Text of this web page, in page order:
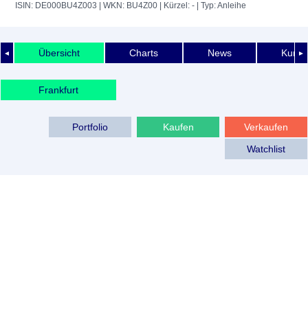
ISIN: DE000BU4Z003 | WKN: BU4Z00 | Kürzel: - | Typ: Anleihe
◄ ►
Übersicht Charts News
Frankfurt
Verkaufen
Kaufen
Portfolio
Watchlist